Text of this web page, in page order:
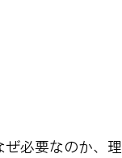
必要なのか、理